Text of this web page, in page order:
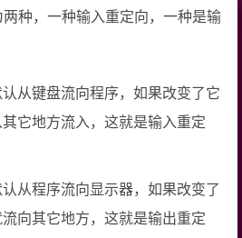
种，一种输入重定向，一种是输
从键盘流向程序，如果改变了它
它地方流入，这就是输入重定
从程序流向显示器，如果改变了
向其它地方，这就是输出重定